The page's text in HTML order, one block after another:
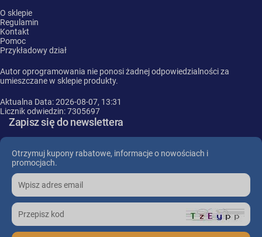
O sklepie
Regulamin
Kontakt
Pomoc
Przykładowy dział
Autor oprogramowania nie ponosi żadnej odpowiedzialności za
umieszczane w sklepie produkty.
Aktualna Data: 2026-08-07, 13:31
Licznik odwiedzin: 7305697
Zapisz się do newslettera
Otrzymuj kupony rabatowe, informacje o nowościach i
promocjach.